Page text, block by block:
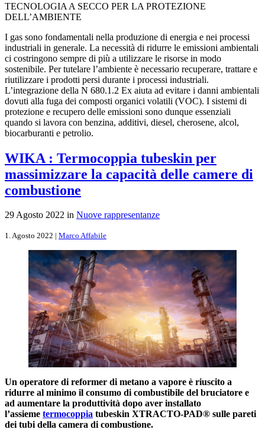
TECNOLOGIA A SECCO PER LA PROTEZIONE
DELL’AMBIENTE
I gas sono fondamentali nella produzione di energia e nei processi
industriali in generale. La necessità di ridurre le emissioni ambientali
ci costringono sempre di più a utilizzare le risorse in modo
sostenibile. Per tutelare l’ambiente è necessario recuperare, trattare e
riutilizzare i prodotti persi durante i processi industriali.
L’integrazione della N 680.1.2 Ex aiuta ad evitare i danni ambientali
dovuti alla fuga dei composti organici volatili (VOC). I sistemi di
protezione e recupero delle emissioni sono dunque essenziali
quando si lavora con benzina, additivi, diesel, cherosene, alcol,
biocarburanti e petrolio.
WIKA : Termocoppia tubeskin per
massimizzare la capacità delle camere di
combustione
29 Agosto 2022 in Nuove rappresentanze
1. Agosto 2022 | Marco Affabile
Un operatore di reformer di metano a vapore è riuscito a
ridurre al minimo il consumo di combustibile del bruciatore e
ad aumentare la produttività dopo aver installato
l’assieme termocoppia tubeskin XTRACTO-PAD® sulle pareti
dei tubi della camera di combustione.